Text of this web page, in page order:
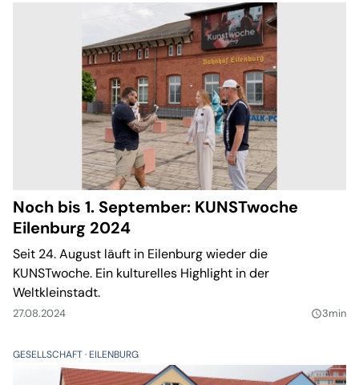
Noch bis 1. September: KUNSTwoche
Eilenburg 2024
Seit 24. August läuft in Eilenburg wieder die
KUNSTwoche. Ein kulturelles Highlight in der
Weltkleinstadt.
27.08.2024 query_builder3min
GESELLSCHAFT EILENBURG